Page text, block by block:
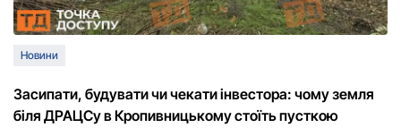
Новини
Засипати, будувати чи чекати інвестора: чому земля
біля ДРАЦСу в Кропивницькому стоїть пусткою